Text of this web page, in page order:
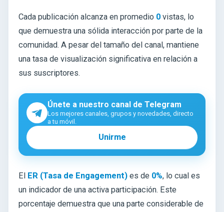
Cada publicación alcanza en promedio 0 vistas, lo
que demuestra una sólida interacción por parte de la
comunidad. A pesar del tamaño del canal, mantiene
una tasa de visualización significativa en relación a
sus suscriptores.
Únete a nuestro canal de Telegram
Los mejores canales, grupos y novedades, directo
a tu móvil.
Unirme
El ER (Tasa de Engagement) es de 0%, lo cual es
un indicador de una activa participación. Este
porcentaje demuestra que una parte considerable de